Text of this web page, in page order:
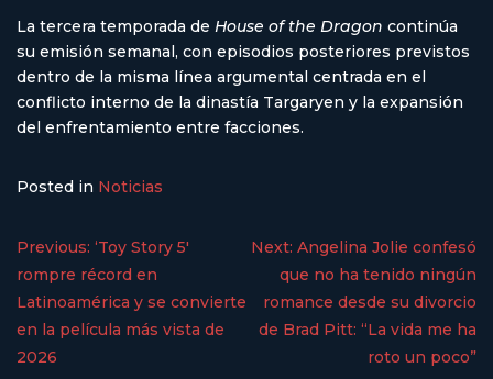
La tercera temporada de House of the Dragon continúa
su emisión semanal, con episodios posteriores previstos
dentro de la misma línea argumental centrada en el
conflicto interno de la dinastía Targaryen y la expansión
del enfrentamiento entre facciones.
Posted in Noticias
Previous: ‘Toy Story 5′
rompre récord en
Latinoamérica y se convierte
en la película más vista de
2026
Next: Angelina Jolie confesó
que no ha tenido ningún
romance desde su divorcio
de Brad Pitt: “La vida me ha
roto un poco”